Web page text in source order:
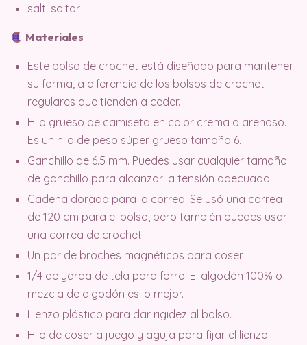
salt: saltar
Materiales
Este bolso de crochet está diseñado para mantener
su forma, a diferencia de los bolsos de crochet
regulares que tienden a ceder.
Hilo grueso de camiseta en color crema o arenoso.
Es un hilo de peso súper grueso tamaño 6.
Ganchillo de 6.5 mm. Puedes usar cualquier tamaño
de ganchillo para alcanzar la tensión adecuada.
Cadena dorada para la correa. Se usó una correa
de 120 cm para el bolso, pero también puedes usar
una correa de crochet.
Un par de broches magnéticos para coser.
1/4 de yarda de tela para forro. El algodón 100% o
mezcla de algodón es lo mejor.
Lienzo plástico para dar rigidez al bolso.
Hilo de coser a juego y aguja para fijar el lienzo